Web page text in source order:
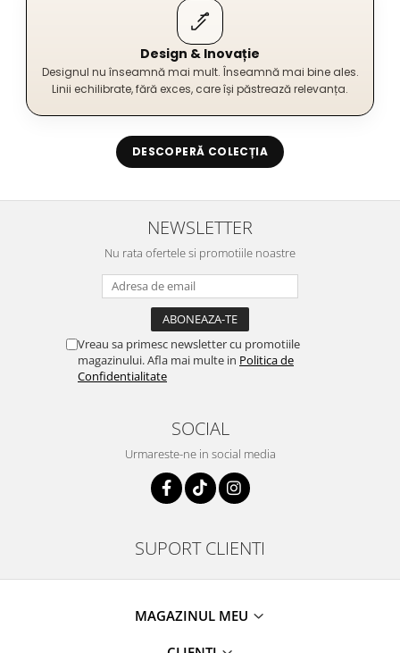
Design & Inovație
Designul nu înseamnă mai mult. Înseamnă mai bine ales.
Linii echilibrate, fără exces, care își păstrează relevanța.
DESCOPERĂ COLECȚIA
NEWSLETTER
Nu rata ofertele si promotiile noastre
Vreau sa primesc newsletter cu promotiile
magazinului. Afla mai multe in Politica de
Confidentialitate
SOCIAL
Urmareste-ne in social media
SUPORT CLIENTI
MAGAZINUL MEU